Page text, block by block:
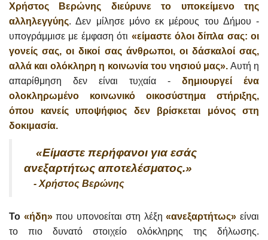
Χρήστος Βερώνης διεύρυνε το υποκείμενο της
αλληλεγγύης. Δεν μίλησε μόνο εκ μέρους του Δήμου -
υπογράμμισε με έμφαση ότι «είμαστε όλοι δίπλα σας: οι
γονείς σας, οι δικοί σας άνθρωποι, οι δάσκαλοί σας,
αλλά και ολόκληρη η κοινωνία του νησιού μας». Αυτή η
απαρίθμηση δεν είναι τυχαία - δημιουργεί ένα
ολοκληρωμένο κοινωνικό οικοσύστημα στήριξης,
όπου κανείς υποψήφιος δεν βρίσκεται μόνος στη
δοκιμασία.
«Είμαστε περήφανοι για εσάς
ανεξαρτήτως αποτελέσματος.»
- Χρήστος Βερώνης
Το «ήδη» που υπονοείται στη λέξη «ανεξαρτήτως»είναι
το πιο δυνατό στοιχείο ολόκληρης της δήλωσης.